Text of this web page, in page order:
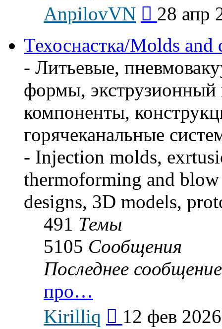
AnpilovVN
последнему
28 апр
Техоснастка/Molds and
- Литьевые,
формы,
компоненты,
горячеканальные
- Injection molds,
thermoforming and
designs, 3D models,
491 Темы
5105 Сообщения
Последнее сообщение
про…
Kirilliq
последнему
12 фев